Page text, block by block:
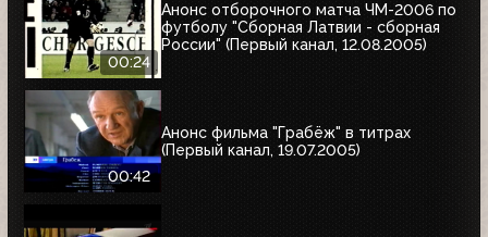
00:24
Анонс отборочного матча ЧМ-2006 по
футболу "Сборная Латвии - сборная
России" (Первый канал, 12.08.2005)
00:42
Анонс фильма "Грабёж" в титрах
(Первый канал, 19.07.2005)